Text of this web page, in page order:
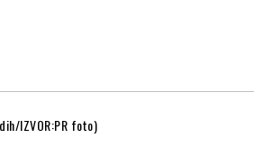
IZVOR:PR foto)